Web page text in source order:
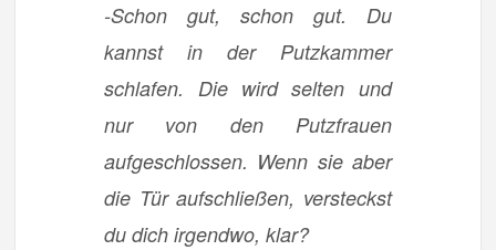
-Schon gut, schon gut. Du
kannst in der Putzkammer
schlafen. Die wird selten und
nur von den Putzfrauen
aufgeschlossen. Wenn sie aber
die Tür aufschließen, versteckst
du dich irgendwo, klar?